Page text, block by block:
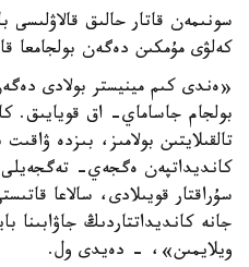
سونىمەن قاتار حالىق قالاۋلىسى
كەلۋى مۇمكىن دەگەن بولجامعا
«ەندى كىم مينيستر بولادى
بولجام جاساماي- اق قويايىق.
تالقىلايتىن بولامىز، بىزدە
كانديداتپەن ەگجەي-
سۇراقتار قويىلادى، سالاعا
جانە كانديداتتاردىڭ جاۋابىنا
ويلايمىن»، - دەيدى ول.